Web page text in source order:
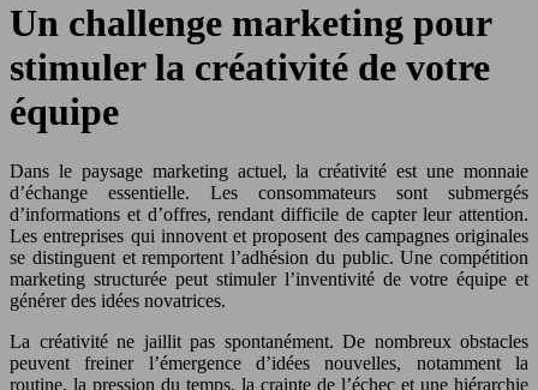
Un challenge marketing pour
stimuler la créativité de votre
équipe
Dans le paysage marketing actuel, la créativité est une monnaie
d’échange essentielle. Les consommateurs sont submergés
d’informations et d’offres, rendant difficile de capter leur attention.
Les entreprises qui innovent et proposent des campagnes originales
se distinguent et remportent l’adhésion du public. Une compétition
marketing structurée peut stimuler l’inventivité de votre équipe et
générer des idées novatrices.
La créativité ne jaillit pas spontanément. De nombreux obstacles
peuvent freiner l’émergence d’idées nouvelles, notamment la
routine, la pression du temps, la crainte de l’échec et une hiérarchie